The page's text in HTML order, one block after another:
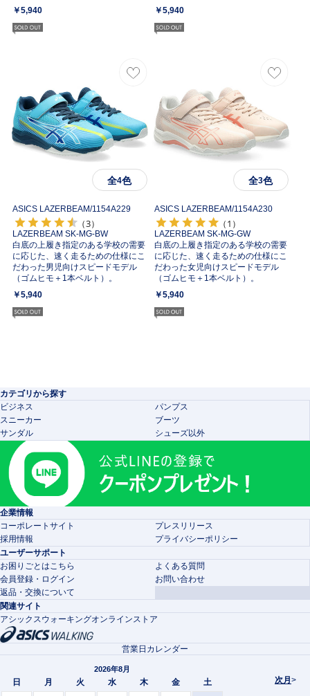
￥5,940
￥5,940
全4色
ASICS LAZERBEAM/1154A229
（3）
LAZERBEAM SK-MG-BW
白底の上履き指定のある学校の需要
に応じた、速く走るための仕様にこ
だわった男児向けスピードモデル
（ゴムヒモ＋1本ベルト）。
￥5,940
全3色
ASICS LAZERBEAM/1154A230
（1）
LAZERBEAM SK-MG-GW
白底の上履き指定のある学校の需要
に応じた、速く走るための仕様にこ
だわった女児向けスピードモデル
（ゴムヒモ＋1本ベルト）。
￥5,940
カテゴリから探す
ビジネス
パンプス
スニーカー
ブーツ
サンダル
シューズ以外
企業情報
コーポレートサイト
プレスリリース
採用情報
プライバシーポリシー
ユーザーサポート
お困りごとはこちら
よくある質問
会員登録・ログイン
お問い合わせ
返品・交換について
関連サイト
アシックスウォーキングオンラインストア
次月>
営業日カレンダー
2026年8月
日 月 火 水 木 金 土